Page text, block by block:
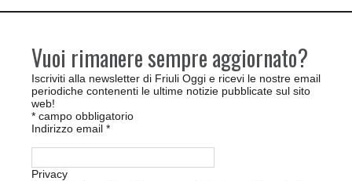
Vuoi rimanere sempre aggiornato?
Iscriviti alla newsletter di Friuli Oggi e ricevi le nostre email
periodiche contenenti le ultime notizie pubblicate sul sito
web!
* campo obbligatorio
Indirizzo email *
Privacy